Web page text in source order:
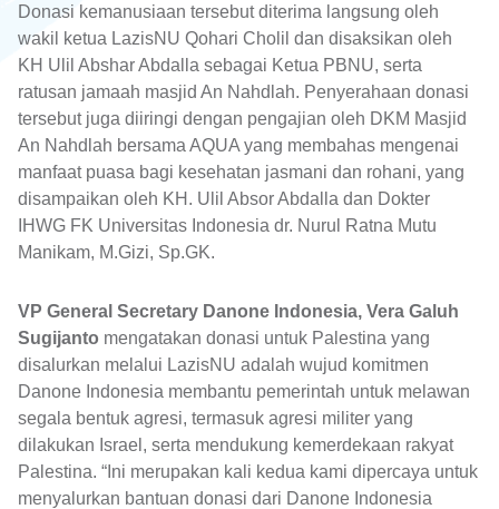
Donasi kemanusiaan tersebut diterima langsung oleh
wakil ketua LazisNU Qohari Cholil dan disaksikan oleh
KH Ulil Abshar Abdalla sebagai Ketua PBNU, serta
ratusan jamaah masjid An Nahdlah. Penyerahaan donasi
tersebut juga diiringi dengan pengajian oleh DKM Masjid
An Nahdlah bersama AQUA yang membahas mengenai
manfaat puasa bagi kesehatan jasmani dan rohani, yang
disampaikan oleh KH. Ulil Absor Abdalla dan Dokter
IHWG FK Universitas Indonesia dr. Nurul Ratna Mutu
Manikam, M.Gizi, Sp.GK.
VP General Secretary Danone Indonesia, Vera Galuh
Sugijanto mengatakan donasi untuk Palestina yang
disalurkan melalui LazisNU adalah wujud komitmen
Danone Indonesia membantu pemerintah untuk melawan
segala bentuk agresi, termasuk agresi militer yang
dilakukan Israel, serta mendukung kemerdekaan rakyat
Palestina. “Ini merupakan kali kedua kami dipercaya untuk
menyalurkan bantuan donasi dari Danone Indonesia